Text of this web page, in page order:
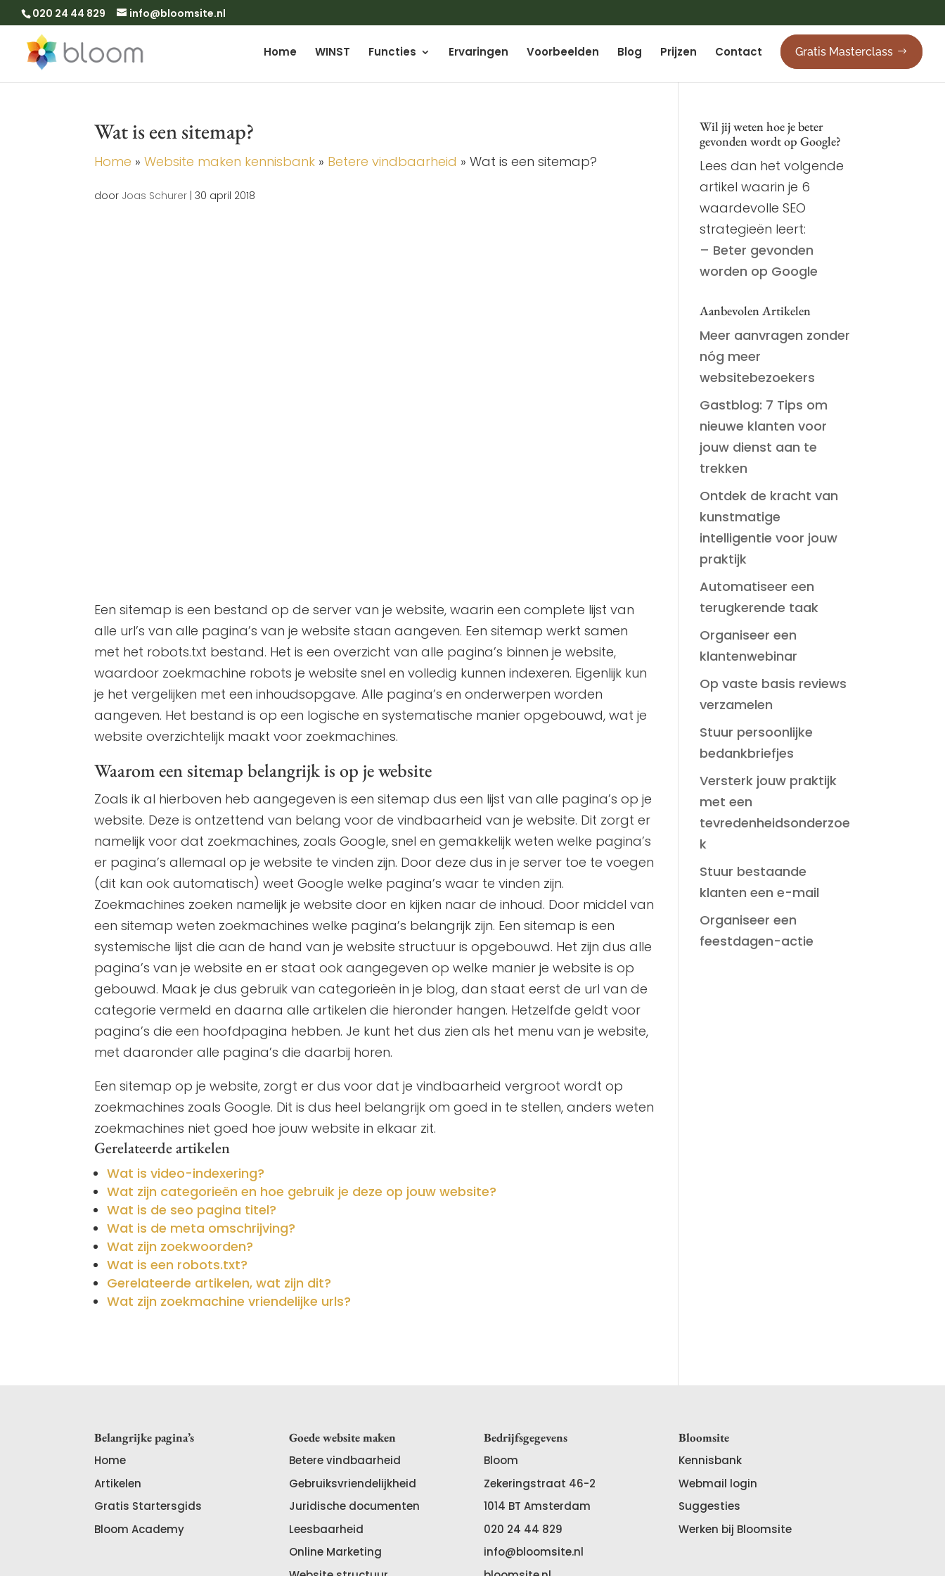
020 24 44 829 info@bloomsite.nl
Home WINST Functies Ervaringen Voorbeelden Blog Prijzen Contact Gratis Masterclass
Wat is een sitemap?
Home »Website maken kennisbank » Betere vindbaarheid »Wat is een sitemap?
door Joas Schurer |30 april 2018
Een sitemap is een bestand op de server van je website, waarin een complete lijst van
alle url’s van alle pagina’s van je website staan aangeven. Een sitemap werkt samen
met het robots.txt bestand. Het is een overzicht van alle pagina’s binnen je website,
waardoor zoekmachine robots je website snel en volledig kunnen indexeren. Eigenlijk kun
je het vergelijken met een inhoudsopgave. Alle pagina’s en onderwerpen worden
aangeven. Het bestand is op een logische en systematische manier opgebouwd, wat je
website overzichtelijk maakt voor zoekmachines.
Waarom een sitemap belangrijk is op je website
Zoals ik al hierboven heb aangegeven is een sitemap dus een lijst van alle pagina’s op je
website. Deze is ontzettend van belang voor de vindbaarheid van je website. Dit zorgt er
namelijk voor dat zoekmachines, zoals Google, snel en gemakkelijk weten welke pagina’s
er pagina’s allemaal op je website te vinden zijn. Door deze dus in je server toe te voegen
(dit kan ook automatisch) weet Google welke pagina’s waar te vinden zijn.
Zoekmachines zoeken namelijk je website door en kijken naar de inhoud. Door middel van
een sitemap weten zoekmachines welke pagina’s belangrijk zijn. Een sitemap is een
systemische lijst die aan de hand van je website structuur is opgebouwd. Het zijn dus alle
pagina’s van je website en er staat ook aangegeven op welke manier je website is op
gebouwd. Maak je dus gebruik van categorieën in je blog, dan staat eerst de url van de
categorie vermeld en daarna alle artikelen die hieronder hangen. Hetzelfde geldt voor
pagina’s die een hoofdpagina hebben. Je kunt het dus zien als het menu van je website,
met daaronder alle pagina’s die daarbij horen.
Een sitemap op je website, zorgt er dus voor dat je vindbaarheid vergroot wordt op
zoekmachines zoals Google. Dit is dus heel belangrijk om goed in te stellen, anders weten
zoekmachines niet goed hoe jouw website in elkaar zit.
Gerelateerde artikelen
Wat is video-indexering?
Wat zijn categorieën en hoe gebruik je deze op jouw website?
Wat is de seo pagina titel?
Wat is de meta omschrijving?
Wat zijn zoekwoorden?
Wat is een robots.txt?
Gerelateerde artikelen, wat zijn dit?
Wat zijn zoekmachine vriendelijke urls?
Wil jij weten hoe je beter
gevonden wordt op Google?
Lees dan het volgende
artikel waarin je 6
waardevolle SEO
strategieën leert:
– Beter gevonden
worden op Google
Aanbevolen Artikelen
Meer aanvragen zonder
nóg meer
websitebezoekers
Gastblog: 7 Tips om
nieuwe klanten voor
jouw dienst aan te
trekken
Ontdek de kracht van
kunstmatige
intelligentie voor jouw
praktijk
Automatiseer een
terugkerende taak
Organiseer een
klantenwebinar
Op vaste basis reviews
verzamelen
Stuur persoonlijke
bedankbriefjes
Versterk jouw praktijk
met een
tevredenheidsonderzoe
k
Stuur bestaande
klanten een e-mail
Organiseer een
feestdagen-actie
Belangrijke pagina’s
Home
Artikelen
Gratis Startersgids
Bloom Academy
Goede website maken
Betere vindbaarheid
Gebruiksvriendelijkheid
Juridische documenten
Leesbaarheid
Online Marketing
Bedrijfsgegevens
Bloom
Zekeringstraat 46-2
1014 BT Amsterdam
020 24 44 829
info@bloomsite.nl
Bloomsite
Kennisbank
Webmail login
Suggesties
Werken bij Bloomsite